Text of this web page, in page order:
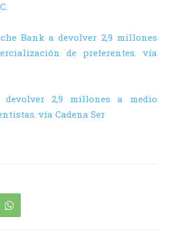
Bank a devolver 2,9 millones
de preferentes. vía
devolver 2,9 millones a medio
vía Cadena Ser